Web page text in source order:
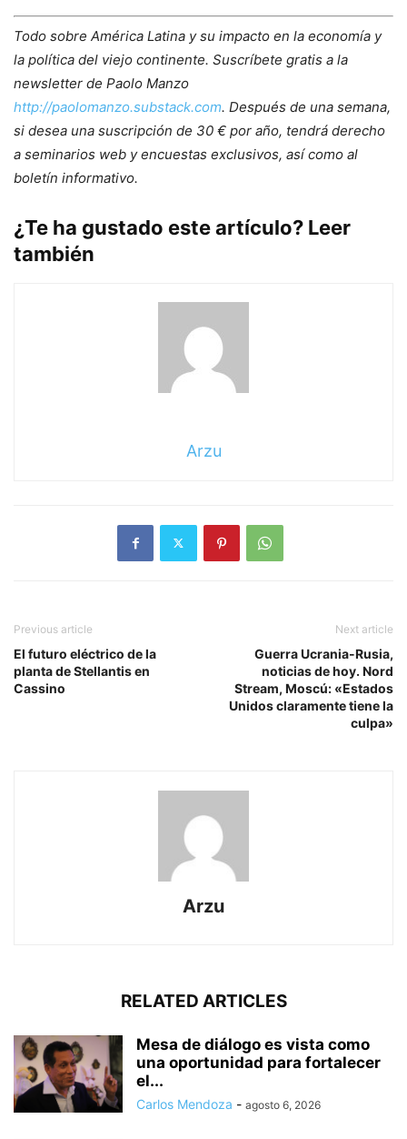
Todo sobre América Latina y su impacto en la economía y
la política del viejo continente. Suscríbete gratis a la
newsletter de Paolo Manzo
http://paolomanzo.substack.com. Después de una semana,
si desea una suscripción de 30 € por año, tendrá derecho
a seminarios web y encuestas exclusivos, así como al
boletín informativo.
¿Te ha gustado este artículo? Leer
también
Arzu
Previous article
El futuro eléctrico de la
planta de Stellantis en
Cassino
Next article
Guerra Ucrania-Rusia,
noticias de hoy. Nord
Stream, Moscú: «Estados
Unidos claramente tiene la
culpa»
Arzu
RELATED ARTICLES
Mesa de diálogo es vista como
una oportunidad para fortalecer
el...
Carlos Mendoza - agosto 6, 2026